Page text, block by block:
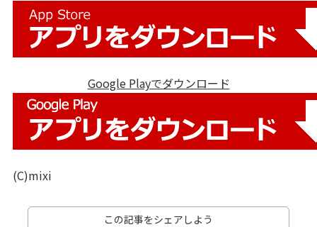
Google Playでダウンロード
(C)mixi
この記事をシェアしよう